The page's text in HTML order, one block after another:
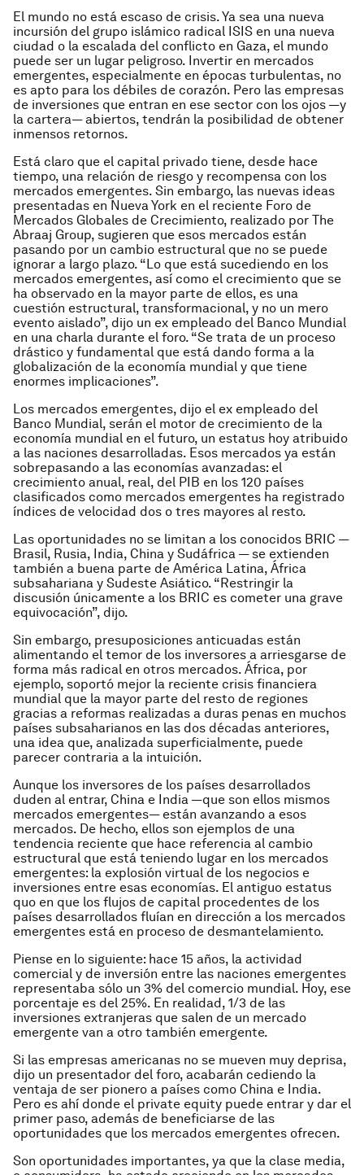
El mundo no está escaso de crisis. Ya sea una nueva
incursión del grupo islámico radical ISIS en una nueva
ciudad o la escalada del conflicto en Gaza, el mundo
puede ser un lugar peligroso. Invertir en mercados
emergentes, especialmente en épocas turbulentas, no
es apto para los débiles de corazón. Pero las empresas
de inversiones que entran en ese sector con los ojos —y
la cartera— abiertos, tendrán la posibilidad de obtener
inmensos retornos.
Está claro que el capital privado tiene, desde hace
tiempo, una relación de riesgo y recompensa con los
mercados emergentes. Sin embargo, las nuevas ideas
presentadas en Nueva York en el reciente Foro de
Mercados Globales de Crecimiento, realizado por The
Abraaj Group, sugieren que esos mercados están
pasando por un cambio estructural que no se puede
ignorar a largo plazo. “Lo que está sucediendo en los
mercados emergentes, así como el crecimiento que se
ha observado en la mayor parte de ellos, es una
cuestión estructural, transformacional, y no un mero
evento aislado”, dijo un ex empleado del Banco Mundial
en una charla durante el foro. “Se trata de un proceso
drástico y fundamental que está dando forma a la
globalización de la economía mundial y que tiene
enormes implicaciones”.
Los mercados emergentes, dijo el ex empleado del
Banco Mundial, serán el motor de crecimiento de la
economía mundial en el futuro, un estatus hoy atribuido
a las naciones desarrolladas. Esos mercados ya están
sobrepasando a las economías avanzadas: el
crecimiento anual, real, del PIB en los 120 países
clasificados como mercados emergentes ha registrado
índices de velocidad dos o tres mayores al resto.
Las oportunidades no se limitan a los conocidos BRIC —
Brasil, Rusia, India, China y Sudáfrica — se extienden
también a buena parte de América Latina, África
subsahariana y Sudeste Asiático. “Restringir la
discusión únicamente a los BRIC es cometer una grave
equivocación”, dijo.
Sin embargo, presuposiciones anticuadas están
alimentando el temor de los inversores a arriesgarse de
forma más radical en otros mercados. África, por
ejemplo, soportó mejor la reciente crisis financiera
mundial que la mayor parte del resto de regiones
gracias a reformas realizadas a duras penas en muchos
países subsaharianos en las dos décadas anteriores,
una idea que, analizada superficialmente, puede
parecer contraria a la intuición.
Aunque los inversores de los países desarrollados
duden al entrar, China e India —que son ellos mismos
mercados emergentes— están avanzando a esos
mercados. De hecho, ellos son ejemplos de una
tendencia reciente que hace referencia al cambio
estructural que está teniendo lugar en los mercados
emergentes: la explosión virtual de los negocios e
inversiones entre esas economías. El antiguo estatus
quo en que los flujos de capital procedentes de los
países desarrollados fluían en dirección a los mercados
emergentes está en proceso de desmantelamiento.
Piense en lo siguiente: hace 15 años, la actividad
comercial y de inversión entre las naciones emergentes
representaba sólo un 3% del comercio mundial. Hoy, ese
porcentaje es del 25%. En realidad, 1/3 de las
inversiones extranjeras que salen de un mercado
emergente van a otro también emergente.
Si las empresas americanas no se mueven muy deprisa,
dijo un presentador del foro, acabarán cediendo la
ventaja de ser pionero a países como China e India.
Pero es ahí donde el private equity puede entrar y dar el
primer paso, además de beneficiarse de las
oportunidades que los mercados emergentes ofrecen.
Son oportunidades importantes, ya que la clase media,